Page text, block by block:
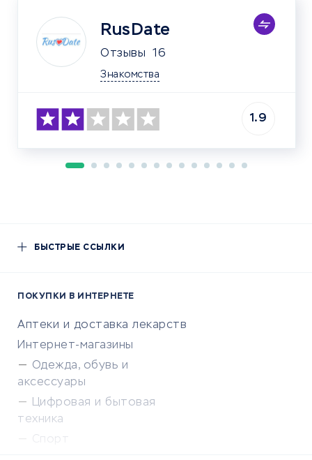
RusDate
Отзывы 16
Знакомства
1.9
БЫСТРЫЕ ССЫЛКИ
ПОКУПКИ В ИНТЕРНЕТЕ
Аптеки и доставка лекарств
Интернет-магазины
Одежда, обувь и
аксессуары
Цифровая и бытовая
техника
Спорт